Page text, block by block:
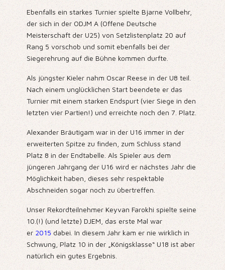
Ebenfalls ein starkes Turnier spielte Bjarne Vollbehr,
der sich in der ODJM A (Offene Deutsche
Meisterschaft der U25) von Setzlistenplatz 20 auf
Rang 5 vorschob und somit ebenfalls bei der
Siegerehrung auf die Bühne kommen durfte.
Als jüngster Kieler nahm Oscar Reese in der U8 teil.
Nach einem unglücklichen Start beendete er das
Turnier mit einem starken Endspurt (vier Siege in den
letzten vier Partien!) und erreichte noch den 7. Platz.
Alexander Bräutigam war in der U16 immer in der
erweiterten Spitze zu finden, zum Schluss stand
Platz 8 in der Endtabelle. Als Spieler aus dem
jüngeren Jahrgang der U16 wird er nächstes Jahr die
Möglichkeit haben, dieses sehr respektable
Abschneiden sogar noch zu übertreffen.
Unser Rekordteilnehmer Keyvan Farokhi spielte seine
10.(!) (und letzte) DJEM, das erste Mal war
er 2015dabei. In diesem Jahr kam er nie wirklich in
Schwung, Platz 10 in der „Königsklasse“ U18 ist aber
natürlich ein gutes Ergebnis.